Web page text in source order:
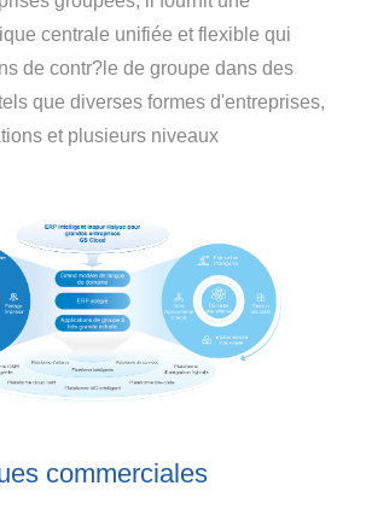
centrale unifiée et flexible qui
de contr?le de groupe dans des
que diverses formes d'entreprises,
et plusieurs niveaux
commerciales